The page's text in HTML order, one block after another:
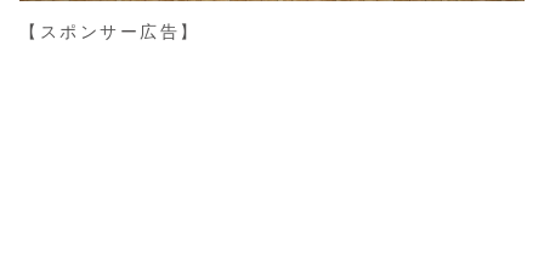
【スポンサー広告】